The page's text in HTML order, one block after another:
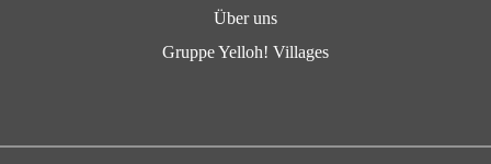
Über uns
Gruppe Yelloh! Villages